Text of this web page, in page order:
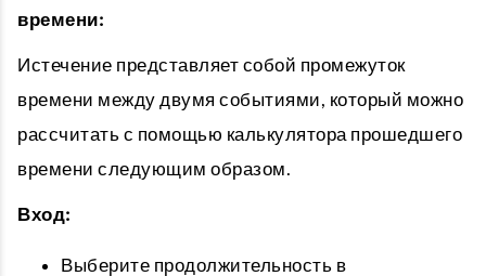
времени:
Истечение представляет собой промежуток
времени между двумя событиями, который можно
рассчитать с помощью калькулятора прошедшего
времени следующим образом.
Вход:
Выберите продолжительность в